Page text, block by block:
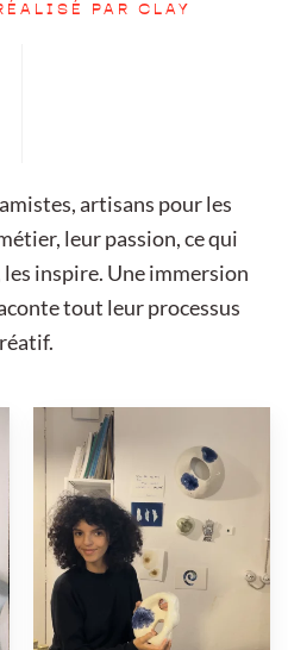
PAR CLAY
artisans pour les
leur passion, ce qui
inspire. Une immersion
tout leur processus